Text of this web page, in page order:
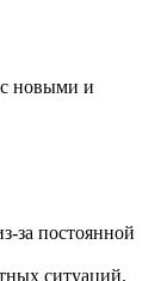
с новыми и
за постоянной
ситуаций.